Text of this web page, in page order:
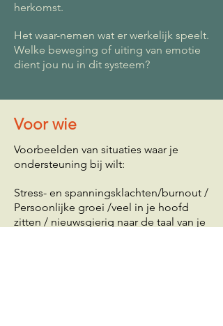
herkomst.
Het waar-nemen wat er werkelijk speelt.
Welke beweging of uiting van emotie
dient jou nu in dit systeem?
Voor wie
Voorbeelden van situaties waar je
ondersteuning bij wilt:
Stress- en spanningsklachten/burnout /
Persoonlijke groei /veel in je hoofd
zitten / nieuwsgierig naar de taal van je